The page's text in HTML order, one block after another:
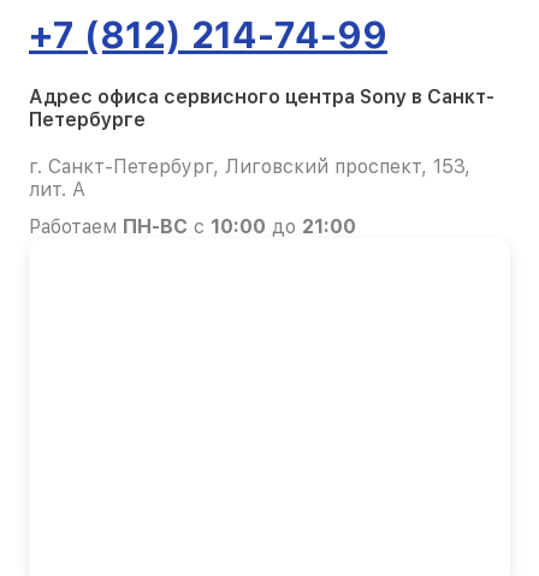
+7 (812) 214-74-99
Адрес офиса сервисного центра Sony в Санкт-
Петербурге
г. Санкт-Петербург, Лиговский проспект, 153,
лит. А
Работаем ПН-ВС с 10:00 до 21:00